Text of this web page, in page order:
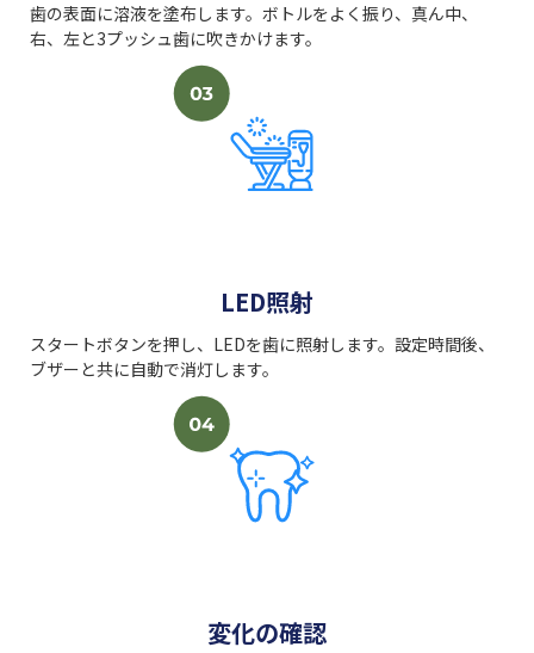
歯の表面に溶液を塗布します。ボトルをよく振り、真ん中、
右、左と3プッシュ歯に吹きかけます。
LED照射
スタートボタンを押し、LEDを歯に照射します。設定時間後、
ブザーと共に自動で消灯します。
変化の確認